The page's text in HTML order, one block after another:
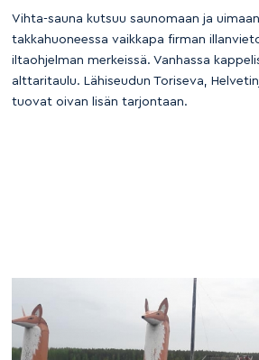
Vihta-sauna kutsuu saunomaan ja
takkahuoneessa vaikkapa firman
iltaohjelman merkeissä. Vanhassa
alttaritaulu. Lähiseudun Toriseva,
tuovat oivan lisän tarjontaan.